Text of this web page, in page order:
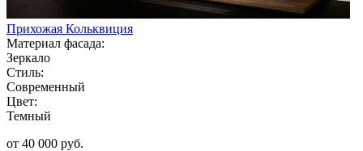
Прихожая Кольквиция
Материал фасада:
Зеркало
Стиль:
Современный
Цвет:
Темный
от 40 000 руб.